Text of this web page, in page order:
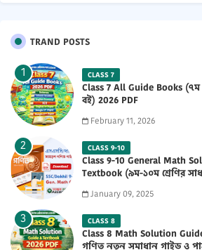
TRAND POSTS
CLASS 7
Class 7 All Guide Books (৭ম
বই) 2026 PDF
February 11, 2026
CLASS 9-10
Class 9-10 General Math
Textbook (৯ম-১০ম শ্রেণির
January 09, 2025
CLASS 8
Class 8 Math Solution
গণিত নতুন সমাধান গাইড ও